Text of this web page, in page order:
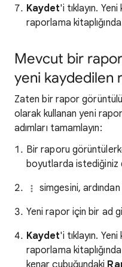
Kaydet'i tıklayın.
raporlama
Mevcut bir
yeni kaydedilen
Zaten bir rapor
olarak kullanan yeni
adımları tamamlayın:
Bir raporu
boyutlarda istediğiniz
simgesini, ardından
Yeni rapor için bir ad
Kaydet'i tıklayın.
raporlama
kenar çubuğundaki